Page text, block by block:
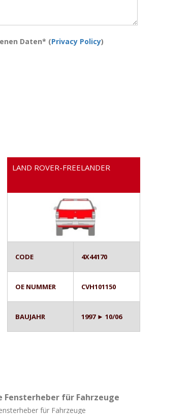
Daten* (Privacy Policy)
LAND ROVER-FREELANDER
CODE 4X44170
OE NUMMER CVH101150
BAUJAHR 1997 ► 10/06
Fensterheber für Fahrzeuge
für Fahrzeuge